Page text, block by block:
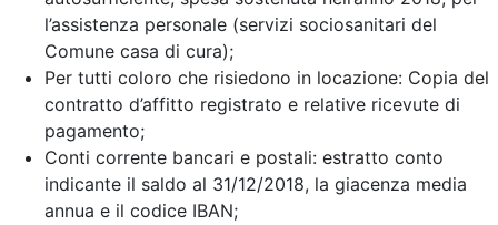
l’assistenza personale (servizi sociosanitari del
Comune casa di cura);
Per tutti coloro che risiedono in locazione: Copia del
contratto d’affitto registrato e relative ricevute di
pagamento;
Conti corrente bancari e postali: estratto conto
indicante il saldo al 31/12/2018, la giacenza media
annua e il codice IBAN;